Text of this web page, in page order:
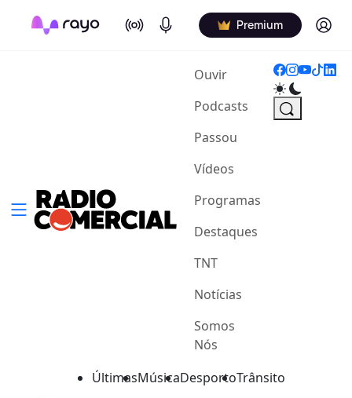
On Air Podcasts Premium Log in
Ouvir(current)
Podcasts
Passou
Vídeos
Programas
Destaques
TNT
Notícias
Somos
Nós
ÚltimasMúsicaDesportoTrânsito